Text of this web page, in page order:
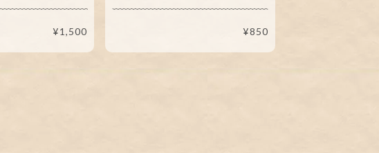
¥1,500 ¥850